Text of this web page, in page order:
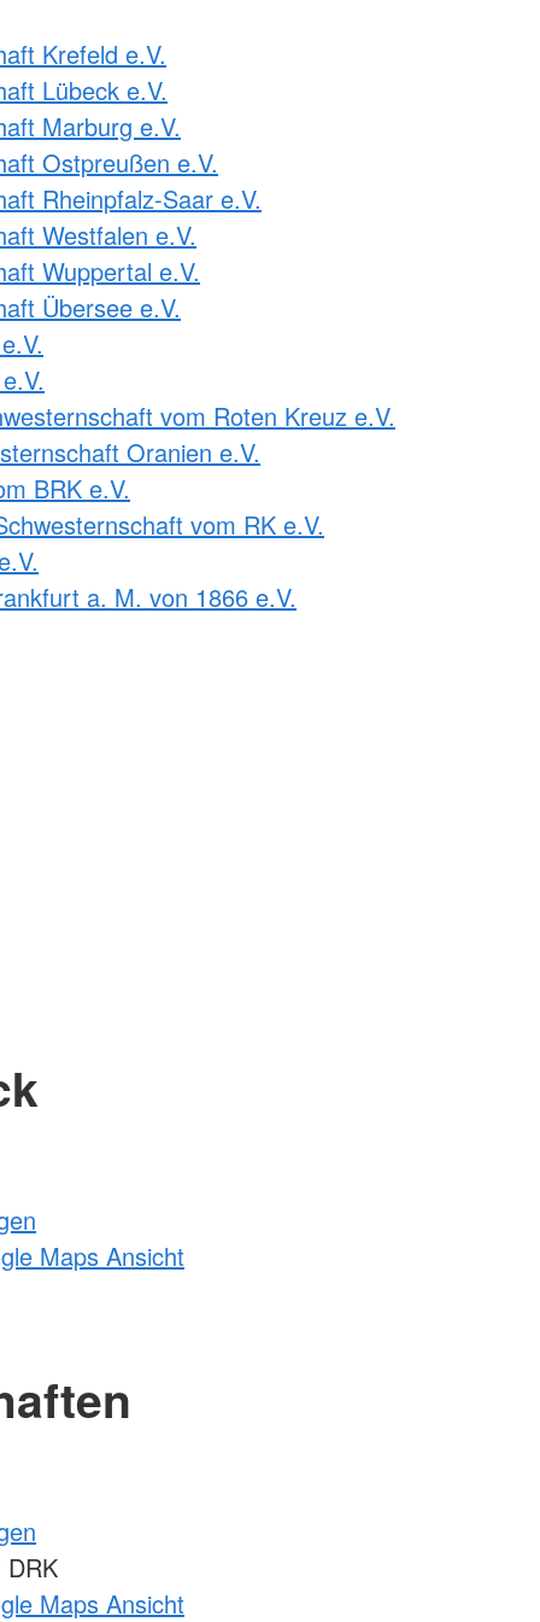
Krefeld e.V.
Lübeck e.V.
Marburg e.V.
Ostpreußen e.V.
Rheinpfalz-Saar e.V.
Westfalen e.V.
Wuppertal e.V.
Übersee e.V.
vom Roten Kreuz e.V.
Oranien e.V.
BRK e.V.
vom RK e.V.
a. M. von 1866 e.V.
Maps Ansicht
Maps Ansicht